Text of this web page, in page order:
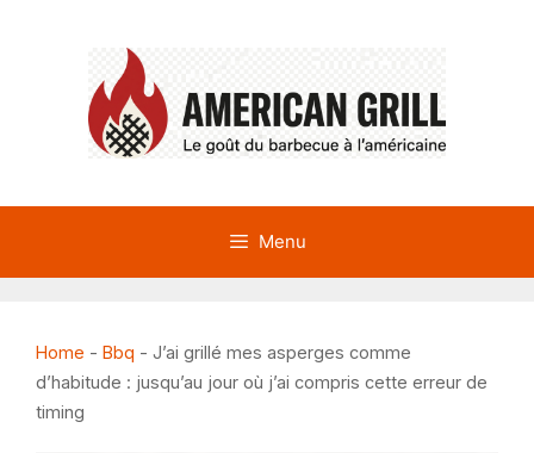
Menu
Home - Bbq - J’ai grillé mes asperges comme
d’habitude : jusqu’au jour où j’ai compris cette erreur de
timing